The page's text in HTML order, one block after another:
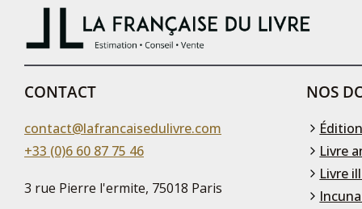
CONTACT
contact@lafrancaisedulivre.com
+33 (0)6 60 87 75 46
3 rue Pierre l'ermite, 75018 Paris
NOS
Livre
Livre